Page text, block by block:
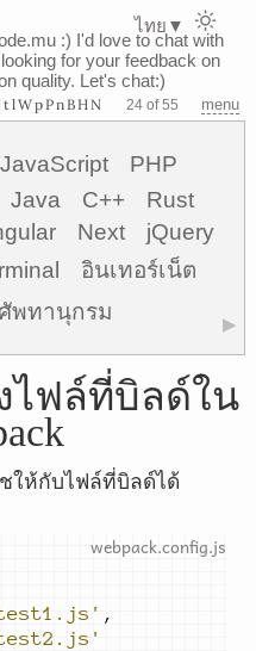
:) I'd love to chat with
for your feedback on
quality. Let's chat:)
24 of 55 menu
JavaScript
PHP
Java C++
Rust
Next
jQuery
อินเทอร์เน็ต
ศัพทานุกรม ▶
ไฟล์ที่บิลด์ใน
ให้กับไฟล์ที่บิลด์ได้
,
ไทย ▼